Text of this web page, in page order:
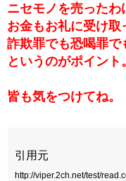
ニセモノを売ったわ
お金もお礼に受け取
詐欺罪でも恐喝罪で
というのがポイント。
皆も気をつけてね。
引用元
http://viper.2ch.net/test/